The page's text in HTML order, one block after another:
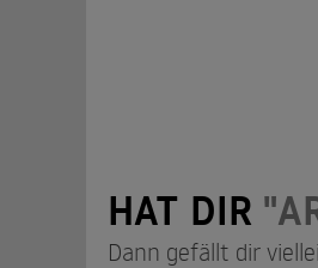
HAT DIR
Dann gefällt dir